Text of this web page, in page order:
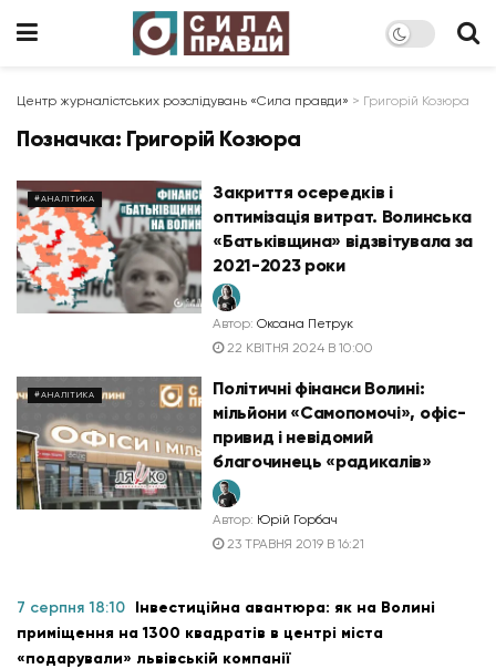
Центр журналістських розслідувань «Сила правди» > Григорій Козюра
Позначка: Григорій Козюра
#АНАЛІТИКА
Закриття осередків і
оптимізація витрат. Волинська
«Батьківщина» відзвітувала за
2021-2023 роки
Автор: Оксана Петрук
22 КВІТНЯ 2024 В 10:00
#АНАЛІТИКА
Політичні фінанси Волині:
мільйони «Самопомочі», офіс-
привид і невідомий
благочинець «радикалів»
Автор: Юрій Горбач
23 ТРАВНЯ 2019 В 16:21
7 серпня 18:10 Інвестиційна авантюра: як на Волині
приміщення на 1300 квадратів в центрі міста
«подарували» львівській компанії